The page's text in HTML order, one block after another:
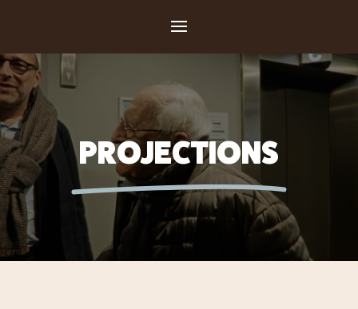
PROJECTIONS